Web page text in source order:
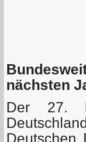
nächsten
Der 27.
Deutschen